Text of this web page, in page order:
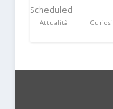
Scheduled
Attualità